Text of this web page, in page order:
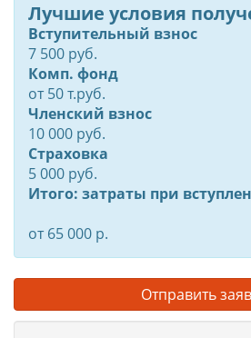
Лучшие условия
Вступительный взнос
7 500 руб.
Комп. фонд
от50т.руб.
Членский взнос
10 000 руб.
Страховка
5 000 руб.
Итого: затраты при
от 65 000 р.
Отправить